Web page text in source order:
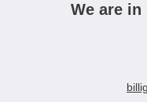
We are